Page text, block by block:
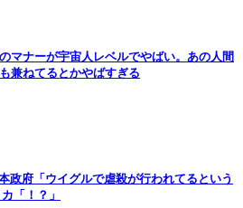
マナーが宇宙人レベルでやばい。あの人間
兼ねてるとかやばすぎる
政府「ウイグルで虐殺が行われてるという
「！？」